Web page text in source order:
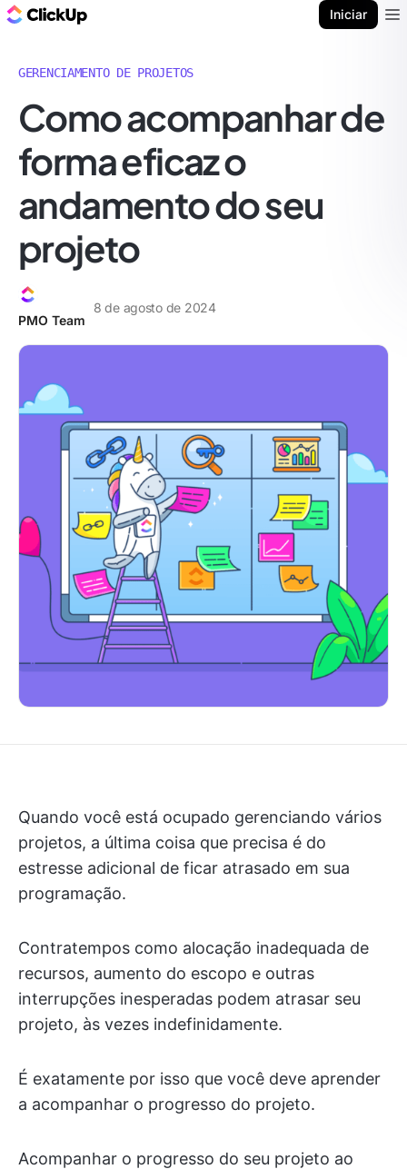
Iniciar
GERENCIAMENTO DE PROJETOS
Como acompanhar de
forma eficaz o
andamento do seu
projeto
PMO Team
8 de agosto de 2024
Quando você está ocupado gerenciando vários
projetos, a última coisa que precisa é do
estresse adicional de ficar atrasado em sua
programação.
Contratempos como alocação inadequada de
recursos, aumento do escopo e outras
interrupções inesperadas podem atrasar seu
projeto, às vezes indefinidamente.
É exatamente por isso que você deve aprender
a acompanhar o progresso do projeto.
Acompanhar o progresso do seu projeto ao